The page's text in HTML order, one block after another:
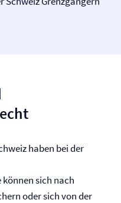
haben bei der
können sich nach
oder sich von der